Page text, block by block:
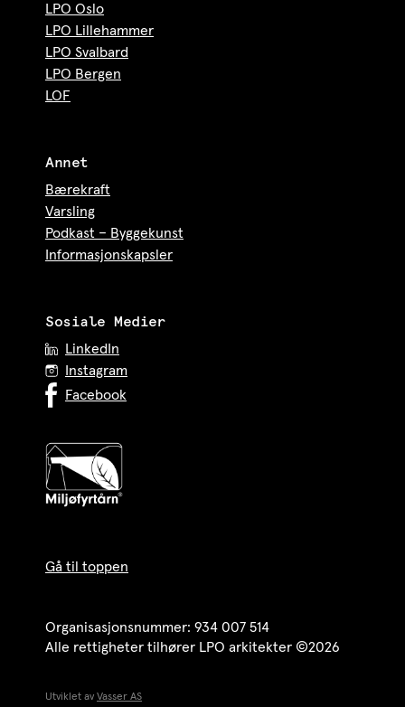
LPO Oslo
LPO Lillehammer
LPO Svalbard
LPO Bergen
LOF
Annet
Bærekraft
Varsling
Podkast – Byggekunst
Informasjonskapsler
Sosiale Medier
LinkedIn
Instagram
Facebook
Gå til toppen
Organisasjonsnummer: 934 007 514
Alle rettigheter tilhører LPO arkitekter ©2026
Utviklet av Vasser AS